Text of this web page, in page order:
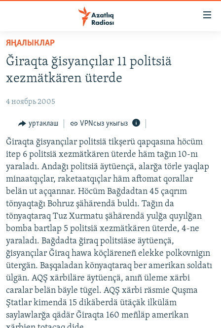
төп
эчтәлек
төп
меню
ЯҢАЛЫКЛАР
БАШКОРТСТАН
КЫРЫМ
ТАТАР-БАШКОРТ ДӨНЬЯСЫ
СУГЫШ
БЕЗНЕ ТОМАЛАДЫЛАР
ШӘЛКЕМНӘР
ӘҢГӘМӘ
КОММЕНТАР
ДИНИ ТОРМЫШ
ПӘРӘВЕЗ
ФӘН-ФӘСМӘТӘН
КИНОХАНӘ
ДӨНЬЯ ХӘЛЛӘРЕ
ТАТАРЧА ПОДКАСТ
ӘЙДӘ ONLINE
IDEL.РЕАЛИИ
БЕЗГӘ КУШЫЛЫГЫЗ!
ЯҢАЛЫКЛАР
Ğiraqta ğisyançılar 11 politsiä
xezmätkären üterde
4 ноябрь 2005
уртаклаш VPNсыз укыгыз
Ğiraqta ğisyançılar politsiä tikşerü qapqasına höcüm
itep 6 politsiä xezmätkären üterde häm tağın 10-nı
yaraladı. Andağı politsiä äytüençä, alarğa törle yaqlap
minaatqıçlar, raketaatqıçlar häm aftomat qorallar
belän ut açqannar. Höcüm Bağdadtan 45 çaqrım
tönyaqtağı Bohruz şähärendä buldı. Tağın da
tönyaqtaraq Tuz Xurmatu şähärendä yulğa quyılğan
bomba bartlap 5 politsiä xezmätkären üterde, 4-ne
yaraladı. Bağdadta ğiraq politsiäse äytüençä,
ğisyançılar Ğiraq hawa köçläreneñ elekke polkovnigın
ütergän. Başqaladan könyaqtaraq ber amerikan soldatı
ülgän. AQŞ xärbiläre äytüençä, anıñ üleme xärbi
caralar belän bäyle tügel. AQŞ xärbi räsmie Quşma
Ştatlar kimendä 15 dikäberdä ütäçäk ilküläm
saylawlarğa qädär Ğiraqta 160 meñläp amerikan